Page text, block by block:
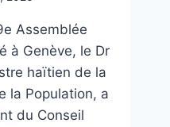
Assemblée
à Genève, le Dr
haïtien de la
la Population, a
du Conseil